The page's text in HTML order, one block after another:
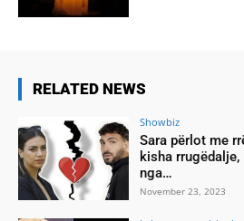
RELATED NEWS
Showbiz
Sara përlot me
kisha
nga…
November 23, 2023